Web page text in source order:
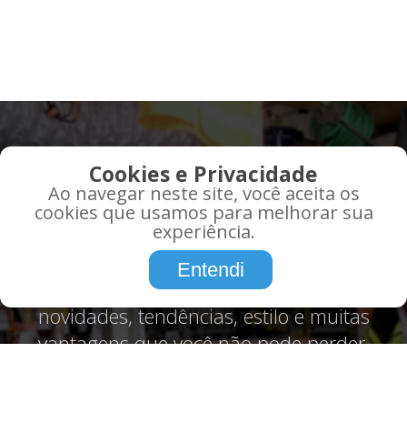
QUE TAL RECEBER AS
MELHORES OFERTAS EM
SEU EMAIL?
Promoções, informações, atualidades,
tudo o que você precisa saber sobre,
novidades, tendências, estilo e muitas
vantagens que você não pode perder.
Cookies e Privacidade
Ao navegar neste site, você aceita os
cookies que usamos para melhorar sua
experiência.
Entendi